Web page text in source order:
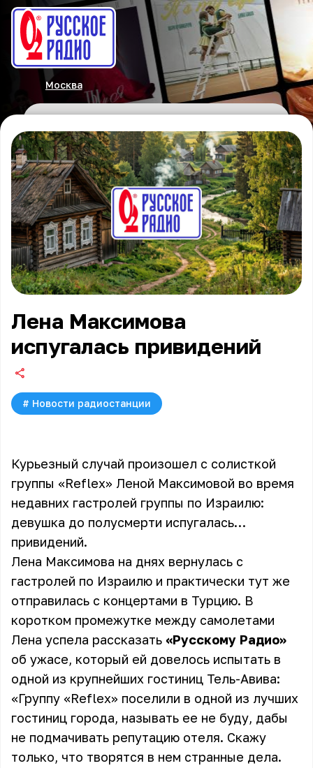
Москва
Лена Максимова
испугалась привидений
# Новости радиостанции
Курьезный случай произошел с солисткой
группы «Reflex» Леной Максимовой во время
недавних гастролей группы по Израилю:
девушка до полусмерти испугалась…
привидений.
Лена Максимова на днях вернулась с
гастролей по Израилю и практически тут же
отправилась с концертами в Турцию. В
коротком промежутке между самолетами
Лена успела рассказать «Русскому Радио»
об ужасе, который ей довелось испытать в
одной из крупнейших гостиниц Тель-Авива:
«Группу «Reflex» поселили в одной из лучших
гостиниц города, называть ее не буду, дабы
не подмачивать репутацию отеля. Скажу
только, что творятся в нем странные дела.